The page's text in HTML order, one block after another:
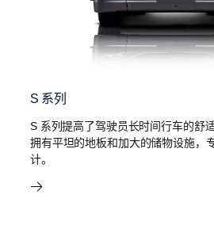
S 系列
S 系列提高了驾驶员长时间行车的舒
拥有平坦的地板和加大的储物设施，
计。